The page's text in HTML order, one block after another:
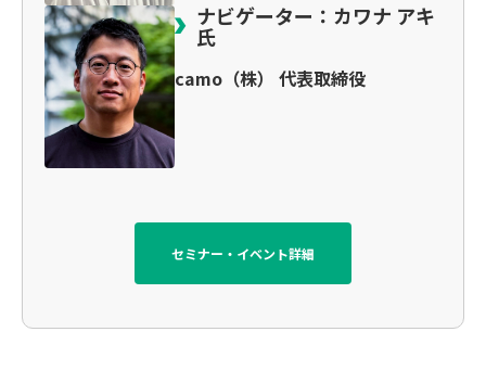
ナビゲーター：カワナ アキ
氏
camo（株） 代表取締役
セミナー・イベント詳細